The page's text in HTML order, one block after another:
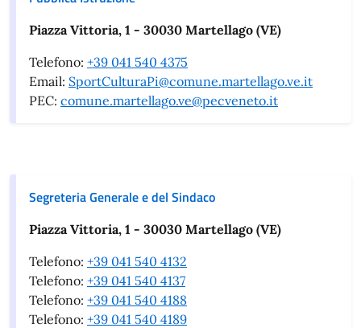
Piazza Vittoria, 1 - 30030 Martellago (VE)
Telefono: +39 041 540 4375
Email: SportCulturaPi@comune.martellago.ve.it
PEC: comune.martellago.ve@pecveneto.it
Segreteria Generale e del Sindaco
Piazza Vittoria, 1 - 30030 Martellago (VE)
Telefono: +39 041 540 4132
Telefono: +39 041 540 4137
Telefono: +39 041 540 4188
Telefono: +39 041 540 4189